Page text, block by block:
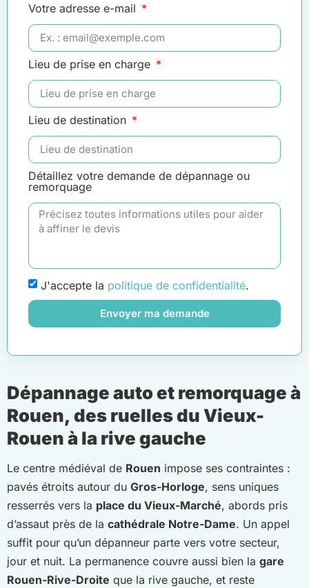
Votre adresse e-mail
Lieu de prise en charge
Lieu de destination
Détaillez votre demande de dépannage ou
remorquage
J'accepte la politique de confidentialité.
Envoyer ma demande
Dépannage auto et remorquage à
Rouen, des ruelles du Vieux-
Rouen à la rive gauche
Le centre médiéval de Rouen impose ses contraintes :
pavés étroits autour du Gros-Horloge, sens uniques
resserrés vers la place du Vieux-Marché, abords pris
d’assaut près de la cathédrale Notre-Dame. Un appel
suffit pour qu’un dépanneur parte vers votre secteur,
jour et nuit. La permanence couvre aussi bien la gare
Rouen-Rive-Droite que la rive gauche, et reste